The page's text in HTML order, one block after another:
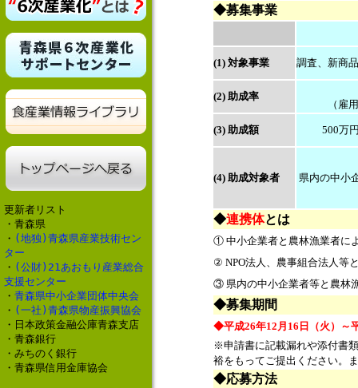
更新者リスト
・青森県
・ (地独)青森県産業技術セン
ター
・ (公財)21あおもり産業総合
支援センター
・ 青森県中小企業団体中央会
・ (一社)青森県物産振興協会
・日本政策金融公庫青森支店
・青森銀行
・みちのく銀行
・青森県信用金庫協会
◆募集事業
(1) 対象事業 調査、新商
(2) 助成率
（雇
(3) 助成額 500万
(4) 助成対象者 県内の中小
◆連携体とは
① 中小企業者と農林漁業者に
② NPO法人、農事組合法人等
③ 県内の中小企業者等と農林
◆募集期間
◆平成26年12月16日（火）～
※申請書に記載漏れや添付書
裕をもってご提出ください。
◆応募方法